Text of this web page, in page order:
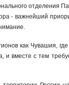
отделения
- важнейший
как Чувашия,
вместе с тем